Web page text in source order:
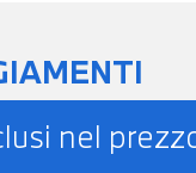
nel